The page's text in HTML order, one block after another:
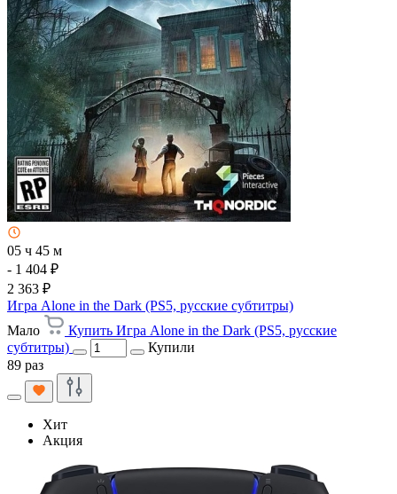
05 ч 45 м
- 1 404 ₽
2 363 ₽
Игра Alone in the Dark (PS5, русские субтитры)
Мало
Купить Игра Alone in the Dark (PS5, русские
субтитры)
Купили
89 раз
Хит
Акция